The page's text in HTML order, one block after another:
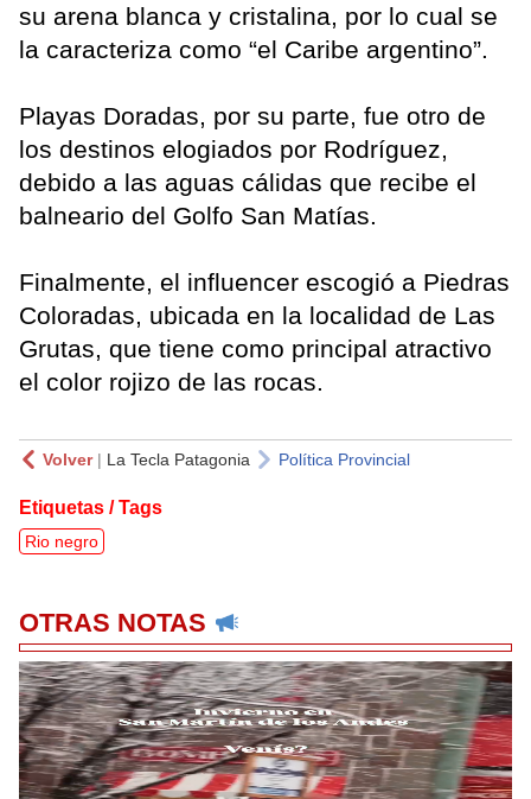
su arena blanca y cristalina, por lo cual se
la caracteriza como “el Caribe argentino”.
Playas Doradas, por su parte, fue otro de
los destinos elogiados por Rodríguez,
debido a las aguas cálidas que recibe el
balneario del Golfo San Matías.
Finalmente, el influencer escogió a Piedras
Coloradas, ubicada en la localidad de Las
Grutas, que tiene como principal atractivo
el color rojizo de las rocas.
Volver| La Tecla Patagonia Política Provincial
Etiquetas / Tags
Rio negro
OTRAS NOTAS